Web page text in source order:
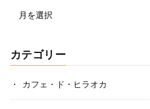
カテゴリー
カフェ・ド・ヒラオカ